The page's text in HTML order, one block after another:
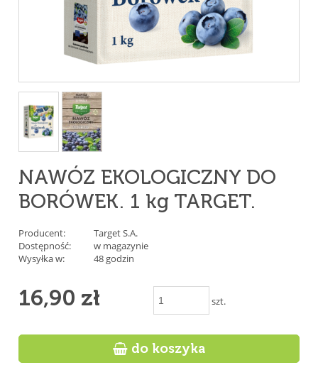
NAWÓZ EKOLOGICZNY DO
BORÓWEK. 1 kg TARGET.
Producent:
Target S.A.
Dostępność:
w magazynie
Wysyłka w:
48 godzin
16,90 zł szt.
 do koszyka